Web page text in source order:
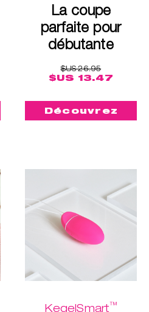
La coupe
parfaite pour
débutante
$US 26.95
$US 13.47
Découvrez
KegelSmart™